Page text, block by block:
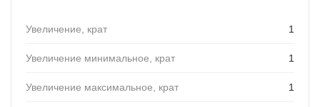
Увеличение, крат 1
Увеличение минимальное, крат 1
Увеличение максимальное, крат 1